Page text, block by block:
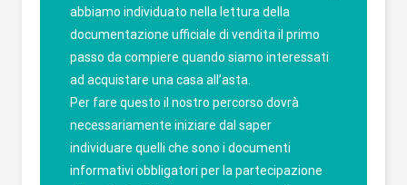
abbiamo individuato nella lettura della
documentazione ufficiale di vendita il primo
passo da compiere quando siamo interessati
ad acquistare una casa all’asta.
Per fare questo il nostro percorso dovrà
necessariamente iniziare dal saper
individuare quelli che sono i documenti
informativi obbligatori per la partecipazione